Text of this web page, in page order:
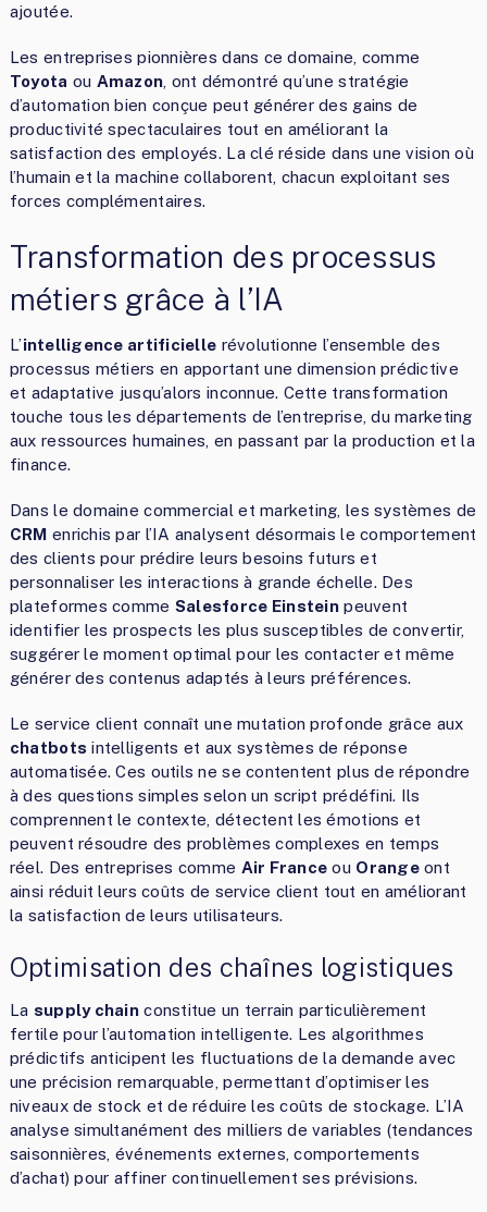
ajoutée.
Les entreprises pionnières dans ce domaine, comme
Toyota ou Amazon , ont démontré qu’une stratégie
d’automation bien conçue peut générer des gains de
productivité spectaculaires tout en améliorant la
satisfaction des employés. La clé réside dans une vision où
l’humain et la machine collaborent, chacun exploitant ses
forces complémentaires.
Transformation des processus
métiers grâce à l’IA
L’intelligence artificielle révolutionne l’ensemble des
processus métiers en apportant une dimension prédictive
et adaptative jusqu’alors inconnue. Cette transformation
touche tous les départements de l’entreprise, du marketing
aux ressources humaines, en passant par la production et la
finance.
Dans le domaine commercial et marketing, les systèmes de
CRM enrichis par l’IA analysent désormais le comportement
des clients pour prédire leurs besoins futurs et
personnaliser les interactions à grande échelle. Des
plateformes comme Salesforce Einsteinpeuvent
identifier les prospects les plus susceptibles de convertir,
suggérer le moment optimal pour les contacter et même
générer des contenus adaptés à leurs préférences.
Le service client connaît une mutation profonde grâce aux
chatbots intelligents et aux systèmes de réponse
automatisée. Ces outils ne se contentent plus de répondre
à des questions simples selon un script prédéfini. Ils
comprennent le contexte, détectent les émotions et
peuvent résoudre des problèmes complexes en temps
réel. Des entreprises comme Air France ou Orangeont
ainsi réduit leurs coûts de service client tout en améliorant
la satisfaction de leurs utilisateurs.
Optimisation des chaînes logistiques
La supply chain constitue un terrain particulièrement
fertile pour l’automation intelligente. Les algorithmes
prédictifs anticipent les fluctuations de la demande avec
une précision remarquable, permettant d’optimiser les
niveaux de stock et de réduire les coûts de stockage. L’IA
analyse simultanément des milliers de variables (tendances
saisonnières, événements externes, comportements
d’achat) pour affiner continuellement ses prévisions.